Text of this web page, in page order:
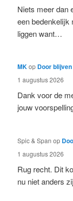
Niets meer dan
een bedenkelijk
liggen want…
MKop Door
1 augustus 2026
Dank voor de
jouw
Spic & Span op
1 augustus 2026
Rug recht. Dit
nu niet anders